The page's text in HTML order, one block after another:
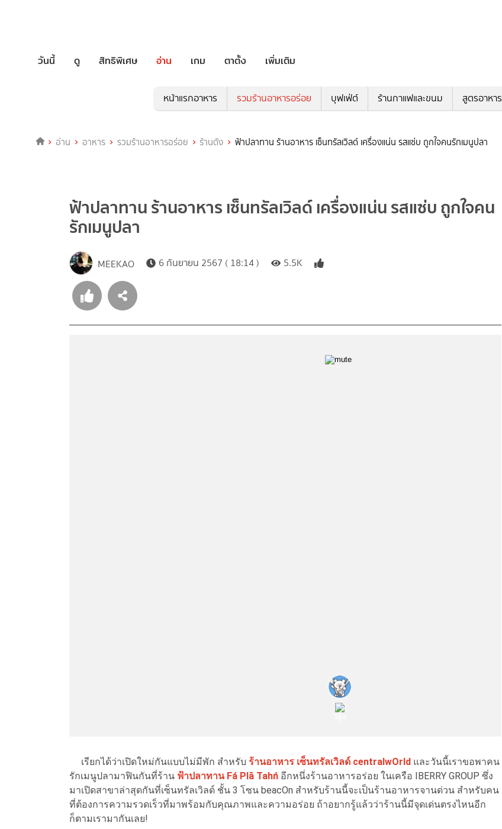
วันนี้ ดู สิทธิพิเศษ อ่าน เกม ตาตั้ง เพิ่มเติม
หน้าแรกอาหาร รวมร้านอาหารอร่อย บุฟเฟ่ต์ ร้านกาแฟและขนม สูตรอาหาร
อ่าน อาหาร รวมร้านอาหารอร่อย ร้านดัง ฟ้าปลาทาน ร้านอาหาร เซ็นทรัลเวิลด์ เครื่องแน่น รสแซ่บ ถูกใจคนรักเมนูปลา
ฟ้าปลาทาน ร้านอาหาร เซ็นทรัลเวิลด์ เครื่องแน่น รสแซ่บ ถูกใจคน
รักเมนูปลา
MEEKAO 6 กันยายน 2567 ( 18:14 ) 5.5K
เรียกได้ว่าเปิดใหม่กันแบบไม่มีพัก สำหรับ ร้านอาหาร เซ็นทรัลเวิลด์ centralwOrld และวันนี้เราขอพาคน
รักเมนูปลามาฟินกันที่ร้าน ฟ้าปลาทาน Fá Plā Tahń อีกหนึ่งร้านอาหารอร่อย ในเครือ IBERRY GROUP ซึ่ง
มาเปิดสาขาล่าสุดกันที่เซ็นทรัลเวิลด์ ชั้น 3 โซน beacOn สำหรับร้านนี้จะเป็นร้านอาหารจานด่วน สำหรับคน
ที่ต้องการความรวดเร็วที่มาพร้อมกับคุณภาพและความอร่อย ถ้าอยากรู้แล้วว่าร้านนี้มีจุดเด่นตรงไหนอีก
ก็ตามเรามากันเลย!